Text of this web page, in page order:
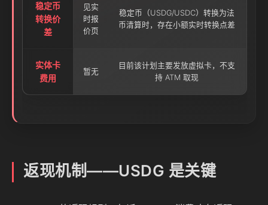
稳定币
转换价
差
见实
时报
价页
稳定币（USDG/USDC）转换为法
币清算时，存在小额实时转换点差
实体卡
费用
暂无
目前该计划主要发放虚拟卡，不支
持 ATM 取现
返现机制——USDG 是关键